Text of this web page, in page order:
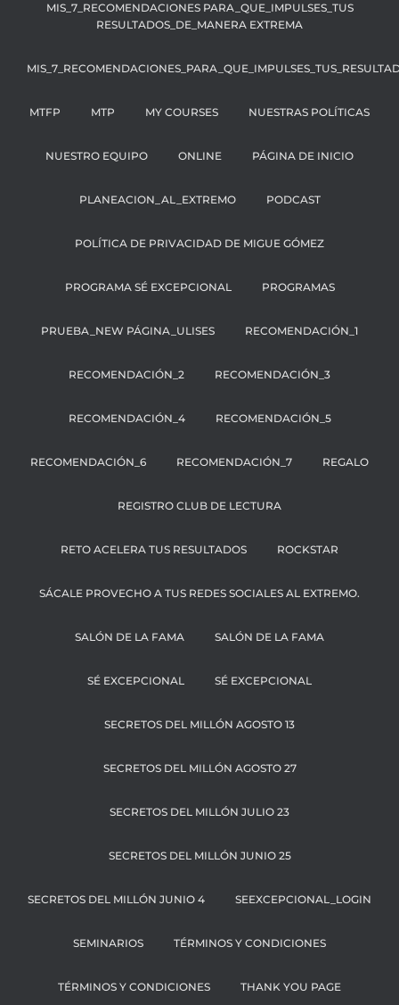
MIS_7_RECOMENDACIONES PARA_QUE_IMPULSES_TUS
RESULTADOS_DE_MANERA EXTREMA
MTFP MTP MY COURSES NUESTRAS POLÍTICAS
NUESTRO EQUIPO ONLINE PÁGINA DE INICIO
PLANEACION_AL_EXTREMO PODCAST
POLÍTICA DE PRIVACIDAD DE MIGUE GÓMEZ
PROGRAMA SÉ EXCEPCIONAL PROGRAMAS
PRUEBA_NEW PÁGINA_ULISES RECOMENDACIÓN_1
RECOMENDACIÓN_2 RECOMENDACIÓN_3
RECOMENDACIÓN_4 RECOMENDACIÓN_5
RECOMENDACIÓN_6 RECOMENDACIÓN_7 REGALO
REGISTRO CLUB DE LECTURA
RETO ACELERA TUS RESULTADOS ROCKSTAR
SÁCALE PROVECHO A TUS REDES SOCIALES AL EXTREMO.
SALÓN DE LA FAMA SALÓN DE LA FAMA
SÉ EXCEPCIONAL SÉ EXCEPCIONAL
SECRETOS DEL MILLÓN AGOSTO 13
SECRETOS DEL MILLÓN AGOSTO 27
SECRETOS DEL MILLÓN JULIO 23
SECRETOS DEL MILLÓN JUNIO 25
SECRETOS DEL MILLÓN JUNIO 4 SEEXCEPCIONAL_LOGIN
SEMINARIOS TÉRMINOS Y CONDICIONES
TÉRMINOS Y CONDICIONES THANK YOU PAGE